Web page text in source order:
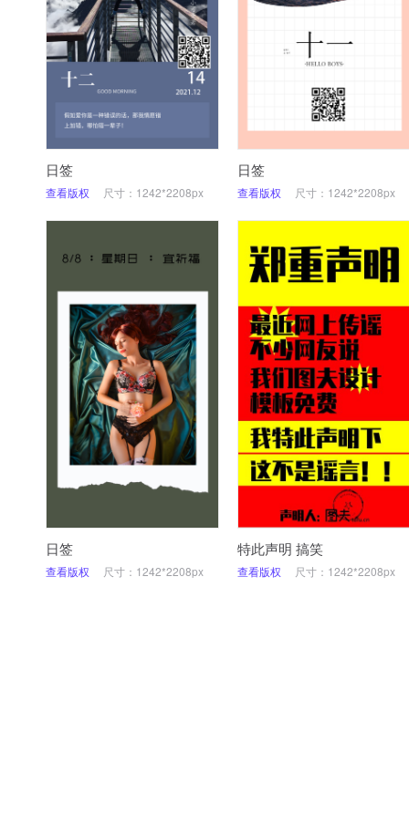
日签
查看版权 尺寸：1242*2208px
日签
查看版权 尺寸：1242*2208px
日签
查看版权 尺寸：1242*2208px
特此声明 搞笑
查看版权 尺寸：1242*2208px